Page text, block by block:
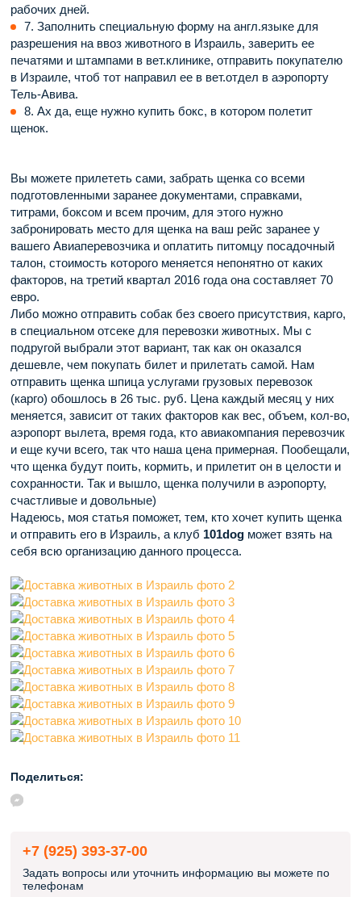
рабочих дней.
7. Заполнить специальную форму на англ.языке для
разрешения на ввоз животного в Израиль, заверить ее
печатями и штампами в вет.клинике, отправить покупателю
в Израиле, чтоб тот направил ее в вет.отдел в аэропорту
Тель-Авива.
8. Ах да, еще нужно купить бокс, в котором полетит
щенок.
Вы можете прилететь сами, забрать щенка со всеми
подготовленными заранее документами, справками,
титрами, боксом и всем прочим, для этого нужно
забронировать место для щенка на ваш рейс заранее у
вашего Авиаперевозчика и оплатить питомцу посадочный
талон, стоимость которого меняется непонятно от каких
факторов, на третий квартал 2016 года она составляет 70
евро.
Либо можно отправить собак без своего присутствия, карго,
в специальном отсеке для перевозки животных. Мы с
подругой выбрали этот вариант, так как он оказался
дешевле, чем покупать билет и прилетать самой. Нам
отправить щенка шпица услугами грузовых перевозок
(карго) обошлось в 26 тыс. руб. Цена каждый месяц у них
меняется, зависит от таких факторов как вес, объем, кол-во,
аэропорт вылета, время года, кто авиакомпания перевозчик
и еще кучи всего, так что наша цена примерная. Пообещали,
что щенка будут поить, кормить, и прилетит он в целости и
сохранности. Так и вышло, щенка получили в аэропорту,
счастливые и довольные)
Надеюсь, моя статья поможет, тем, кто хочет купить щенка
и отправить его в Израиль, а клуб 101dog может взять на
себя всю организацию данного процесса.
Поделиться:
+7 (925) 393-37-00
Задать вопросы или уточнить информацию вы можете по
телефонам